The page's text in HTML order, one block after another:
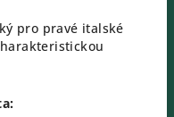
pro pravé italské